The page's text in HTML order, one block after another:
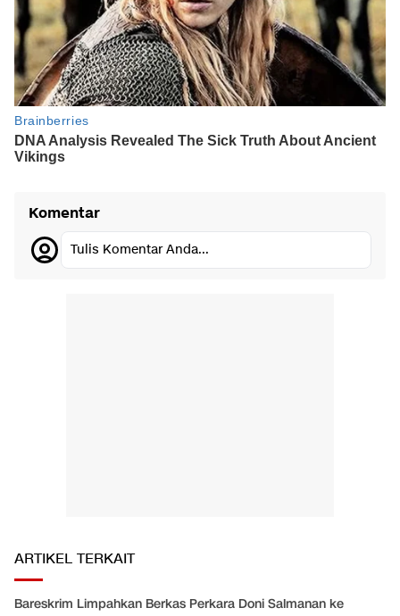
Komentar
Tulis Komentar Anda...
ARTIKEL TERKAIT
Bareskrim Limpahkan Berkas Perkara Doni Salmanan ke